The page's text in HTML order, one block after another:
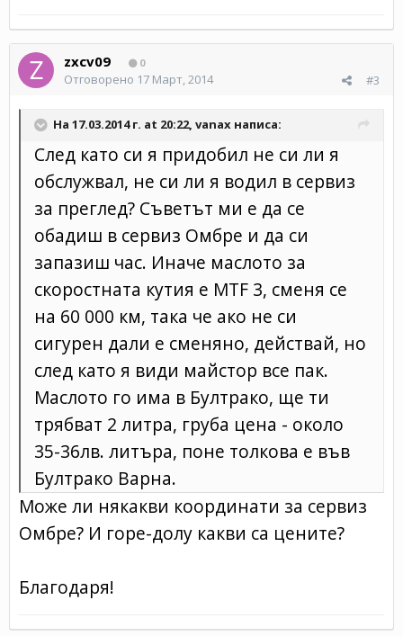
zxcv09 0
#3
Отговорено 17 Март, 2014
На 17.03.2014 г. at 20:22, vanax написа:
След като си я придобил не си ли я
обслужвал, не си ли я водил в сервиз
за преглед? Съветът ми е да се
обадиш в сервиз Омбре и да си
запазиш час. Иначе маслото за
скоростната кутия е MTF 3, сменя се
на 60 000 км, така че ако не си
сигурен дали е сменяно, действай, но
след като я види майстор все пак.
Маслото го има в Бултрако, ще ти
трябват 2 литра, груба цена - около
35-36лв. литъра, поне толкова е във
Бултрако Варна.
Може ли някакви координати за сервиз
Омбре? И горе-долу какви са цените?
Благодаря!